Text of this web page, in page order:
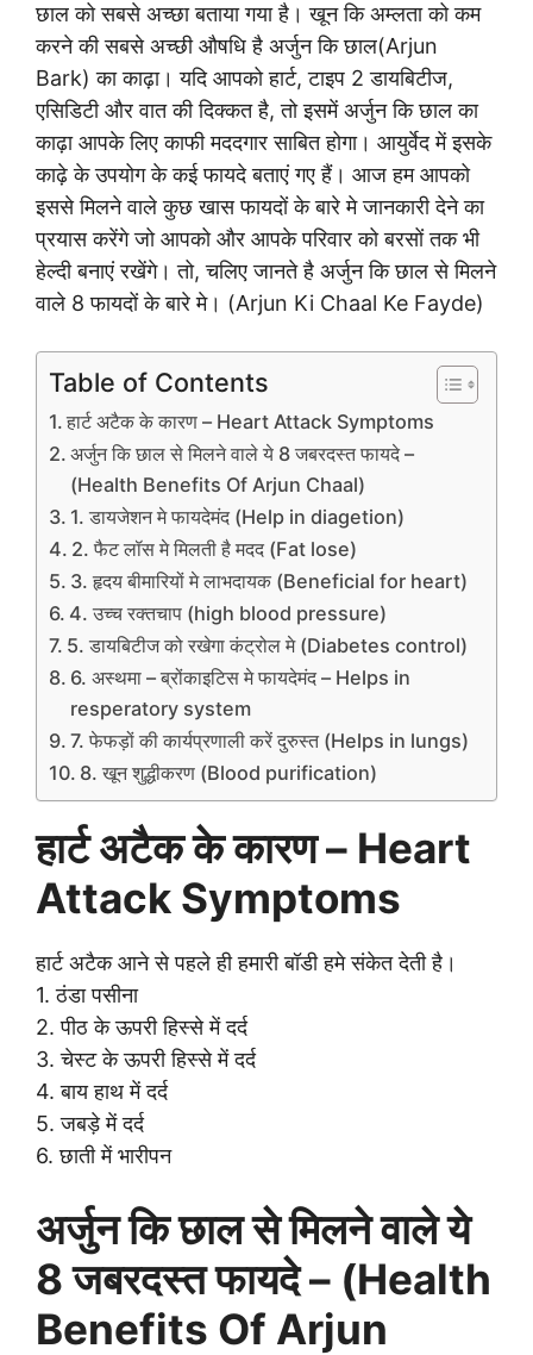
छाल को सबसे अच्छा बताया गया है। खून कि अम्लता को कम
करने की सबसे अच्छी औषधि है अर्जुन कि छाल(Arjun
Bark) का काढ़ा। यदि आपको हार्ट, टाइप 2 डायबिटीज,
एसिडिटी और वात की दिक्कत है, तो इसमें अर्जुन कि छाल का
काढ़ा आपके लिए काफी मददगार साबित होगा। आयुर्वेद में इसके
काढ़े के उपयोग के कई फायदे बताएं गए हैं। आज हम आपको
इससे मिलने वाले कुछ खास फायदों के बारे मे जानकारी देने का
प्रयास करेंगे जो आपको और आपके परिवार को बरसों तक भी
हेल्दी बनाएं रखेंगे। तो, चलिए जानते है अर्जुन कि छाल से मिलने
वाले 8 फायदों के बारे मे। (Arjun Ki Chaal Ke Fayde)
Table of Contents
हार्ट अटैक के कारण – Heart Attack Symptoms
अर्जुन कि छाल से मिलने वाले ये 8 जबरदस्त फायदे –
(Health Benefits Of Arjun Chaal)
1. डायजेशन मे फायदेमंद (Help in diagetion)
2. फैट लॉस मे मिलती है मदद (Fat lose)
3. हृदय बीमारियों मे लाभदायक (Beneficial for heart)
4. उच्च रक्तचाप (high blood pressure)
5. डायबिटीज को रखेगा कंट्रोल मे (Diabetes control)
6. अस्थमा – ब्रोंकाइटिस मे फायदेमंद – Helps in
resperatory system
7. फेफड़ों की कार्यप्रणाली करें दुरुस्त (Helps in lungs)
8. खून शुद्धीकरण (Blood purification)
हार्ट अटैक के कारण – Heart
Attack Symptoms
हार्ट अटैक आने से पहले ही हमारी बॉडी हमे संकेत देती है।
1. ठंडा पसीना
2. पीठ के ऊपरी हिस्से में दर्द
3. चेस्ट के ऊपरी हिस्से में दर्द
4. बाय हाथ में दर्द
5. जबड़े में दर्द
6. छाती में भारीपन
अर्जुन कि छाल से मिलने वाले ये
8 जबरदस्त फायदे – (Health
Benefits Of Arjun